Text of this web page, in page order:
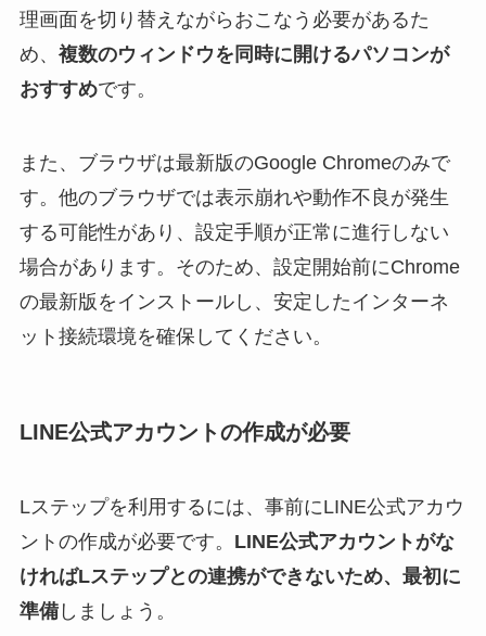
理画面を切り替えながらおこなう必要があるた
め、 複数のウィンドウを同時に開けるパソコンが
おすすめです。
また、ブラウザは最新版のGoogle Chromeのみで
す。他のブラウザでは表示崩れや動作不良が発生
する可能性があり、設定手順が正常に進行しない
場合があります。そのため、設定開始前にChrome
の最新版をインストールし、安定したインターネ
ット接続環境を確保してください。
LINE公式アカウントの作成が必要
Lステップを利用するには、事前にLINE公式アカウ
ントの作成が必要です。 LINE公式アカウントがな
ければLステップとの連携ができないため、最初に
準備しましょう。